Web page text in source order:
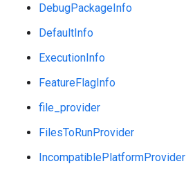
DebugPackageInfo
DefaultInfo
ExecutionInfo
FeatureFlagInfo
file_provider
FilesToRunProvider
IncompatiblePlatformProvider